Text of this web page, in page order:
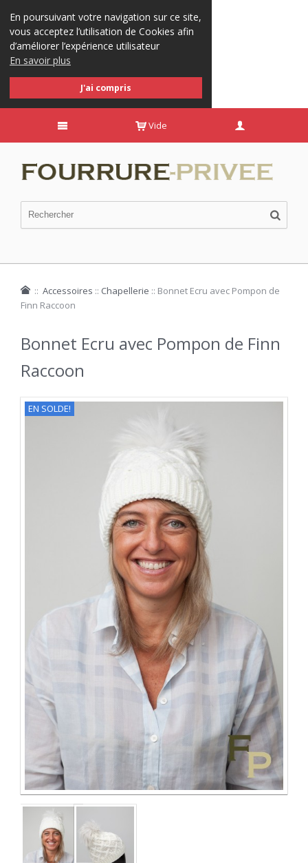
En poursuivant votre navigation sur ce site,
vous acceptez l’utilisation de Cookies afin
d’améliorer l’expérience utilisateur
En savoir plus
J'ai compris
Vide
:: Accessoires :: Chapellerie :: Bonnet Ecru avec Pompon de
Finn Raccoon
Bonnet Ecru avec Pompon de Finn
Raccoon
EN SOLDE!